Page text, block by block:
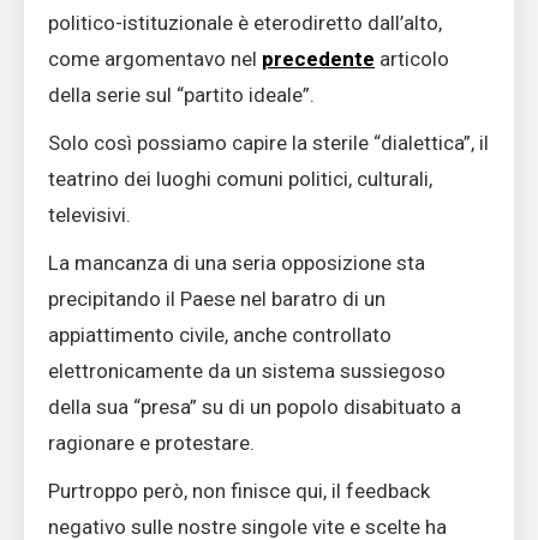
politico-istituzionale è eterodiretto dall’alto,
come argomentavo nel precedente articolo
della serie sul “partito ideale”.
Solo così possiamo capire la sterile “dialettica”, il
teatrino dei luoghi comuni politici, culturali,
televisivi.
La mancanza di una seria opposizione sta
precipitando il Paese nel baratro di un
appiattimento civile, anche controllato
elettronicamente da un sistema sussiegoso
della sua “presa” su di un popolo disabituato a
ragionare e protestare.
Purtroppo però, non finisce qui, il feedback
negativo sulle nostre singole vite e scelte ha